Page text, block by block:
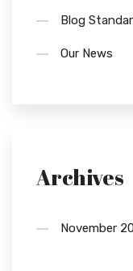
Blog
Our News
Archives
November